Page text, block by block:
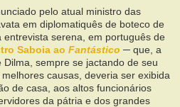
pelo atual ministro das
em diplomatiquês de boteco de
entrevista serena, em português de
Saboia ao Fantástico ─ que, a
sempre se jactando de seu
causas, deveria ser exibida
de casa, aos altos funcionários
da pátria e dos grandes